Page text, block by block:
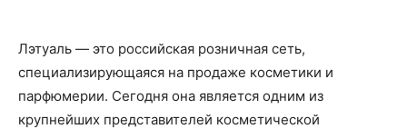
Лэтуаль — это российская розничная сеть,
специализирующаяся на продаже косметики и
парфюмерии. Сегодня она является одним из
крупнейших представителей косметической